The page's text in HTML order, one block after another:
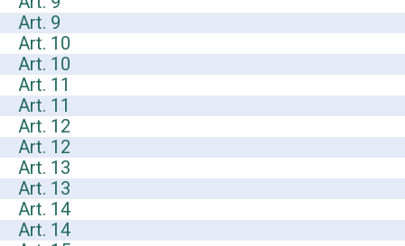
Art. 9
Art. 10
Art. 10
Art. 11
Art. 11
Art. 12
Art. 12
Art. 13
Art. 13
Art. 14
Art. 14